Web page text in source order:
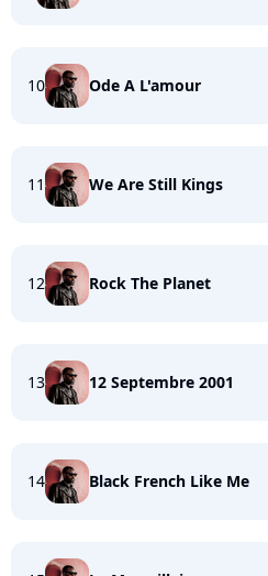
10 Ode A L'amour
11 We Are Still Kings
12 Rock The Planet
13 12 Septembre 2001
14 Black French Like Me